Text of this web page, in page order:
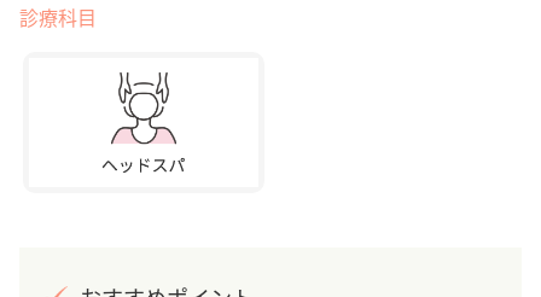
診療科目